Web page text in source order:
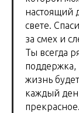
настоящий
свете.
за смех и
Ты всегда
поддержка,
жизнь
каждый